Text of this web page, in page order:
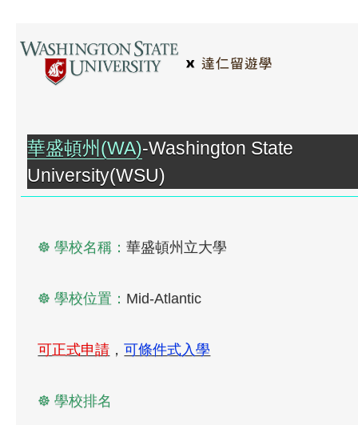
華盛頓州(WA)-Washington State
University(WSU)
☸ 學校名稱：華盛頓州立大學
☸ 學校位置： Mid-Atlantic
可正式申請 ，可條件式入學
☸ 學校排名